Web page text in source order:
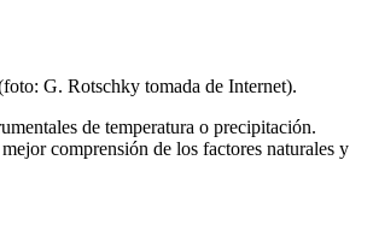
G. Rotschky tomada de Internet).
de temperatura o precipitación.
comprensión de los factores naturales y